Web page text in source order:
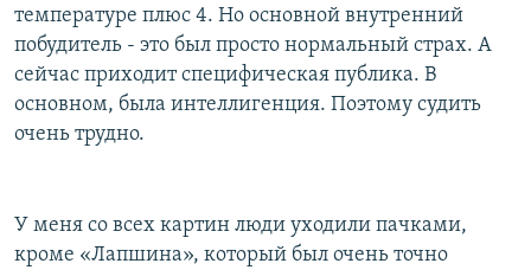
температуре плюс 4. Но основной внутренний
побудитель - это был просто нормальный страх. А
сейчас приходит специфическая публика. В
основном, была интеллигенция. Поэтому судить
очень трудно.
У меня со всех картин люди уходили пачками,
кроме «Лапшина», который был очень точно